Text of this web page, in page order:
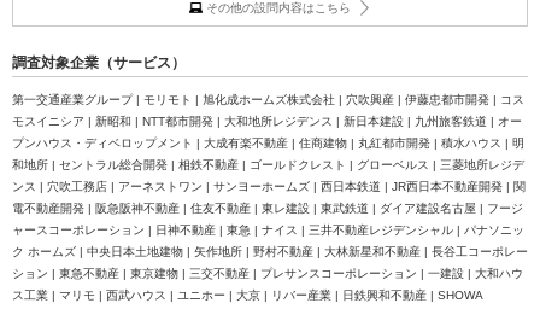
その他の設問内容はこちら
調査対象企業（サービス）
第一交通産業グループ | モリモト | 旭化成ホームズ株式会社 | 穴吹興産 | 伊藤忠都市開発 | コス
モスイニシア | 新昭和 | NTT都市開発 | 大和地所レジデンス | 新日本建設 | 九州旅客鉄道 | オー
プンハウス・ディベロップメント | 大成有楽不動産 | 住商建物 | 丸紅都市開発 | 積水ハウス | 明
和地所 | セントラル総合開発 | 相鉄不動産 | ゴールドクレスト | グローベルス | 三菱地所レジデ
ンス | 穴吹工務店 | アーネストワン | サンヨーホームズ | 西日本鉄道 | JR西日本不動産開発 | 関
電不動産開発 | 阪急阪神不動産 | 住友不動産 | 東レ建設 | 東武鉄道 | ダイア建設名古屋 | フージ
ャースコーポレーション | 日神不動産 | 東急 | ナイス | 三井不動産レジデンシャル | パナソニッ
ク ホームズ | 中央日本土地建物 | 矢作地所 | 野村不動産 | 大林新星和不動産 | 長谷工コーポレー
ション | 東急不動産 | 東京建物 | 三交不動産 | プレサンスコーポレーション | 一建設 | 大和ハウ
ス工業 | マリモ | 西武ハウス | ユニホー | 大京 | リバー産業 | 日鉄興和不動産 | SHOWA